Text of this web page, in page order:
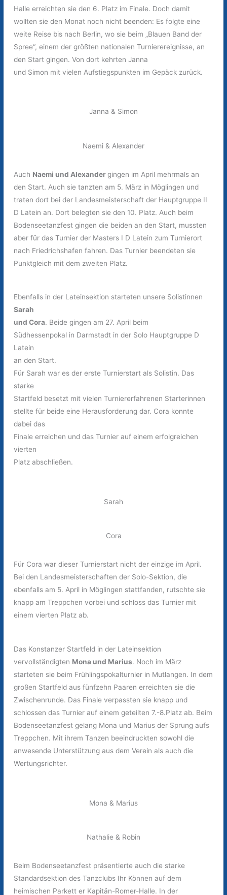
Halle erreichten sie den 6. Platz im Finale. Doch damit
wollten sie den Monat noch nicht beenden: Es folgte eine
weite Reise bis nach Berlin, wo sie beim „Blauen Band der
Spree“, einem der größten nationalen Turnierereignisse, an
den Start gingen. Von dort kehrten Janna
und Simon mit vielen Aufstiegspunkten im Gepäck zurück.
Janna & Simon
Naemi & Alexander
Auch Naemi und Alexandergingen im April mehrmals an
den Start. Auch sie tanzten am 5. März in Möglingen und
traten dort bei der Landesmeisterschaft der Hauptgruppe II
D Latein an. Dort belegten sie den 10. Platz. Auch beim
Bodenseetanzfest gingen die beiden an den Start, mussten
aber für das Turnier der Masters I D Latein zum Turnierort
nach Friedrichshafen fahren. Das Turnier beendeten sie
Punktgleich mit dem zweiten Platz.
Ebenfalls in der Lateinsektion starteten unsere Solistinnen
Sarah
und Cora. Beide gingen am 27. April beim
Südhessenpokal in Darmstadt in der Solo Hauptgruppe D
Latein
an den Start.
Für Sarah war es der erste Turnierstart als Solistin. Das
starke
Startfeld besetzt mit vielen Turniererfahrenen Starterinnen
stellte für beide eine Herausforderung dar. Cora konnte
dabei das
Finale erreichen und das Turnier auf einem erfolgreichen
vierten
Platz abschließen.
Sarah
Cora
Für Cora war dieser Turnierstart nicht der einzige im April.
Bei den Landesmeisterschaften der Solo-Sektion, die
ebenfalls am 5. April in Möglingen stattfanden, rutschte sie
knapp am Treppchen vorbei und schloss das Turnier mit
einem vierten Platz ab.
Das Konstanzer Startfeld in der Lateinsektion
vervollständigten Mona und Marius. Noch im März
starteten sie beim Frühlingspokalturnier in Mutlangen. In dem
großen Startfeld aus fünfzehn Paaren erreichten sie die
Zwischenrunde. Das Finale verpassten sie knapp und
schlossen das Turnier auf einem geteilten 7.-8.Platz ab. Beim
Bodenseetanzfest gelang Mona und Marius der Sprung aufs
Treppchen. Mit ihrem Tanzen beeindruckten sowohl die
anwesende Unterstützung aus dem Verein als auch die
Wertungsrichter.
Mona & Marius
Nathalie & Robin
Beim Bodenseetanzfest präsentierte auch die starke
Standardsektion des Tanzclubs Ihr Können auf dem
heimischen Parkett er Kapitän-Romer-Halle. In der